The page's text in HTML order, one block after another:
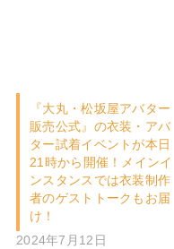
『大丸・松坂屋アバター
販売公式』の衣装・アバ
ター試着イベントが本日
21時から開催！メインイ
ンスタンスでは衣装制作
者のゲストトークもお届
け！
2024年7月12日